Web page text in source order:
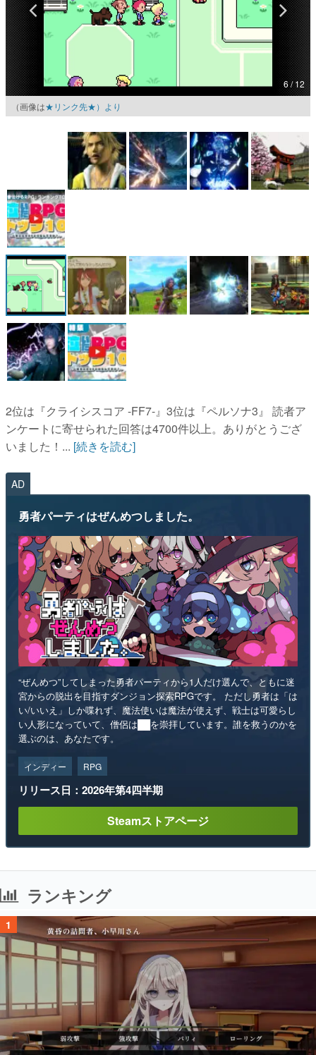
ゲームが変えた日本語
「経験値」「裏技」「ラスボス」… ゲームにまつわる言葉
の起源や用法の変遷を、コンピューター文化史研究家・タ
イニーP氏が徹底調査。
カテゴリ
特集記事
アプリレビュー
その他
電ファミニコゲーマーとは？
運営：株式会社マレ
6 / 12
（画像は★リンク先★）より
2位は『クライシスコア -FF7-』3位は『ペルソナ3』 読者ア
ンケートに寄せられた回答は4700件以上。ありがとうござ
いました！... [続きを読む]
AD
勇者パーティはぜんめつしました。
“ぜんめつ”してしまった勇者パーティから1人だけ選んで、ともに迷
宮からの脱出を目指すダンジョン探索RPGです。 ただし勇者は「は
い/いいえ」しか喋れず、魔法使いは魔法が使えず、戦士は可愛らし
い人形になっていて、僧侶は██を崇拝しています。誰を救うのかを
選ぶのは、あなたです。
インディー RPG
リリース日：2026年第4四半期
Steamストアページ
ランキング
1